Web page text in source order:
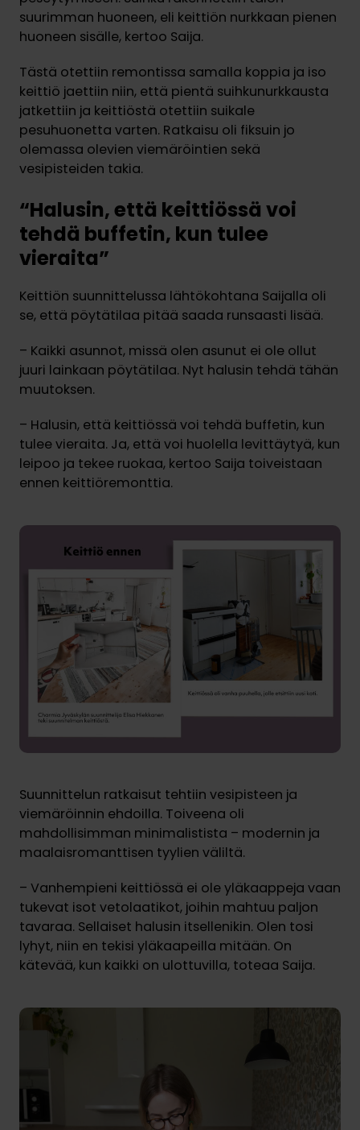
suurimman huoneen, eli keittiön nurkkaan pienen
huoneen sisälle, kertoo Saija.
Tästä otettiin remontissa samalla koppia ja iso
keittiö jaettiin niin, että pientä suihkunurkkausta
jatkettiin ja keittiöstä otettiin suikale
pesuhuonetta varten. Ratkaisu oli fiksuin jo
olemassa olevien viemäröintien sekä
vesipisteiden takia.
“Halusin, että keittiössä voi
tehdä buffetin, kun tulee
vieraita”
Keittiön suunnittelussa lähtökohtana Saijalla oli
se, että pöytätilaa pitää saada runsaasti lisää.
– Kaikki asunnot, missä olen asunut ei ole ollut
juuri lainkaan pöytätilaa. Nyt halusin tehdä tähän
muutoksen.
– Halusin, että keittiössä voi tehdä buffetin, kun
tulee vieraita. Ja, että voi huolella levittäytyä, kun
leipoo ja tekee ruokaa, kertoo Saija toiveistaan
ennen keittiöremonttia.
Suunnittelun ratkaisut tehtiin vesipisteen ja
viemäröinnin ehdoilla. Toiveena oli
mahdollisimman minimalistista – modernin ja
maalaisromanttisen tyylien väliltä.
– Vanhempieni keittiössä ei ole yläkaappeja vaan
tukevat isot vetolaatikot, joihin mahtuu paljon
tavaraa. Sellaiset halusin itsellenikin. Olen tosi
lyhyt, niin en tekisi yläkaapeilla mitään. On
kätevää, kun kaikki on ulottuvilla, toteaa Saija.